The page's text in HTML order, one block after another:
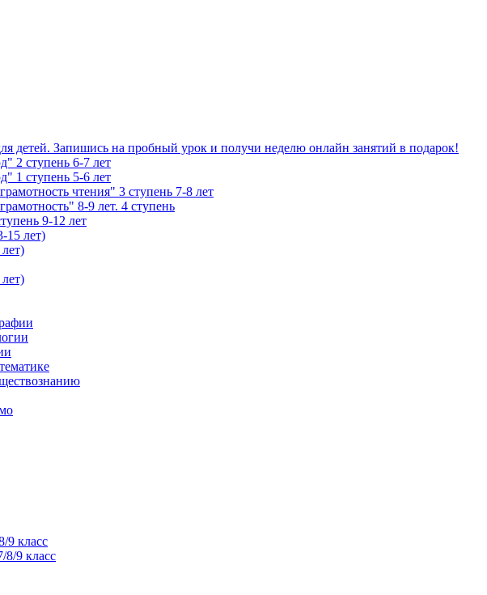
детей. Запишись на пробный урок и получи неделю онлайн занятий в подарок!
2 ступень 6-7 лет
1 ступень 5-6 лет
чтения" 3 ступень 7-8 лет
8-9 лет. 4 ступень
9-12 лет
15 лет)
9 класс
8/9 класс